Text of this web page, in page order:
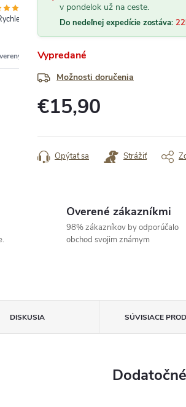
a expresne dodanie“
zákazník
✓
v pondelok už na ceste.
Do nedeľnej expedície zostáva:
Vypredané
Možnosti doručenia
€15,90
cena:
Opýtať sa Strážiť
Overené zákazníkmi
98% zákazníkov by odporúčalo
obchod svojim známym
DISKUSIA SÚVISIACE